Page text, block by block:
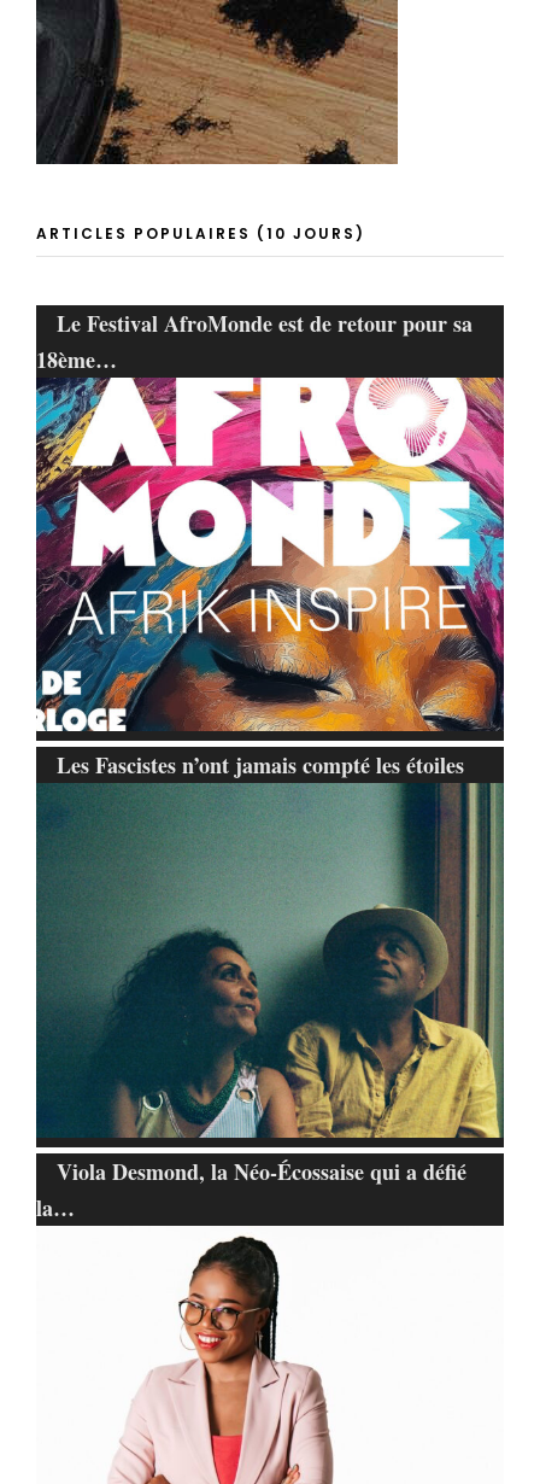
ARTICLES POPULAIRES (10 JOURS)
Le Festival AfroMonde est de retour pour sa
18ème…
Les Fascistes n’ont jamais compté les étoiles
Viola Desmond, la Néo-Écossaise qui a défié
la…